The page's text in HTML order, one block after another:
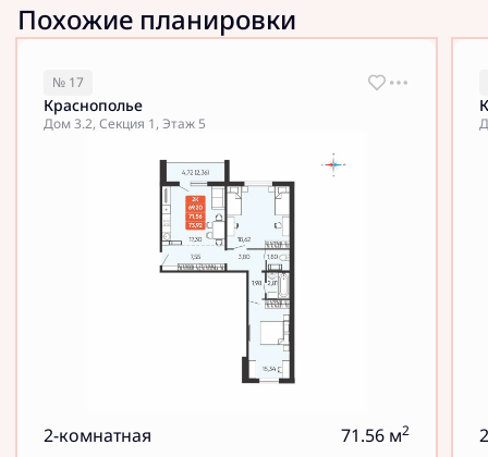
Похожие планировки
№ 17
Краснополье
Дом 3.2, Секция 1, Этаж 5
2-комнатная 71.56 м2